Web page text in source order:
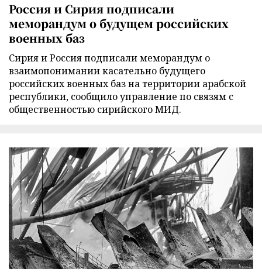
Россия и Сирия подписали
меморандум о будущем российских
военных баз
Сирия и Россия подписали меморандум о
взаимопонимании касательно будущего
российских военных баз на территории арабской
республики, сообщило управление по связям с
общественностью сирийского МИД.